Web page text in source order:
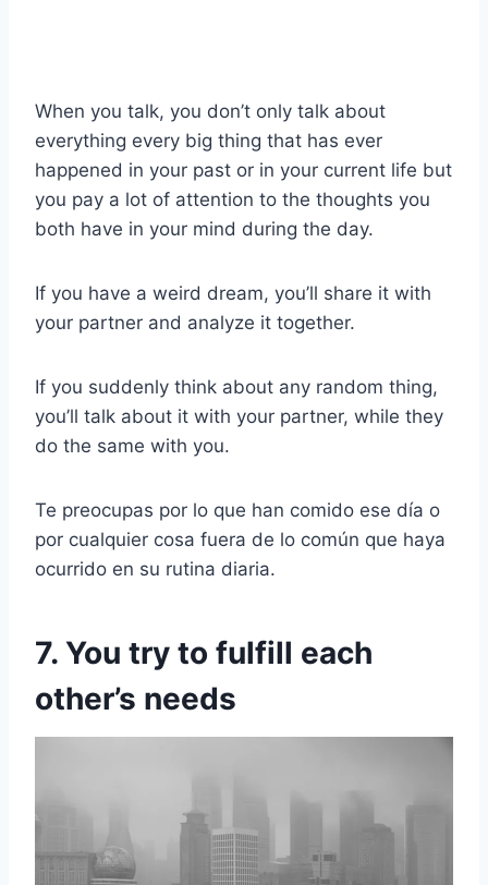
When you talk, you don’t only talk about
everything every big thing that has ever
happened in your past or in your current life but
you pay a lot of attention to the thoughts you
both have in your mind during the day.
If you have a weird dream, you’ll share it with
your partner and analyze it together.
If you suddenly think about any random thing,
you’ll talk about it with your partner, while they
do the same with you.
Te preocupas por lo que han comido ese día o
por cualquier cosa fuera de lo común que haya
ocurrido en su rutina diaria.
7. You try to fulfill each
other’s needs